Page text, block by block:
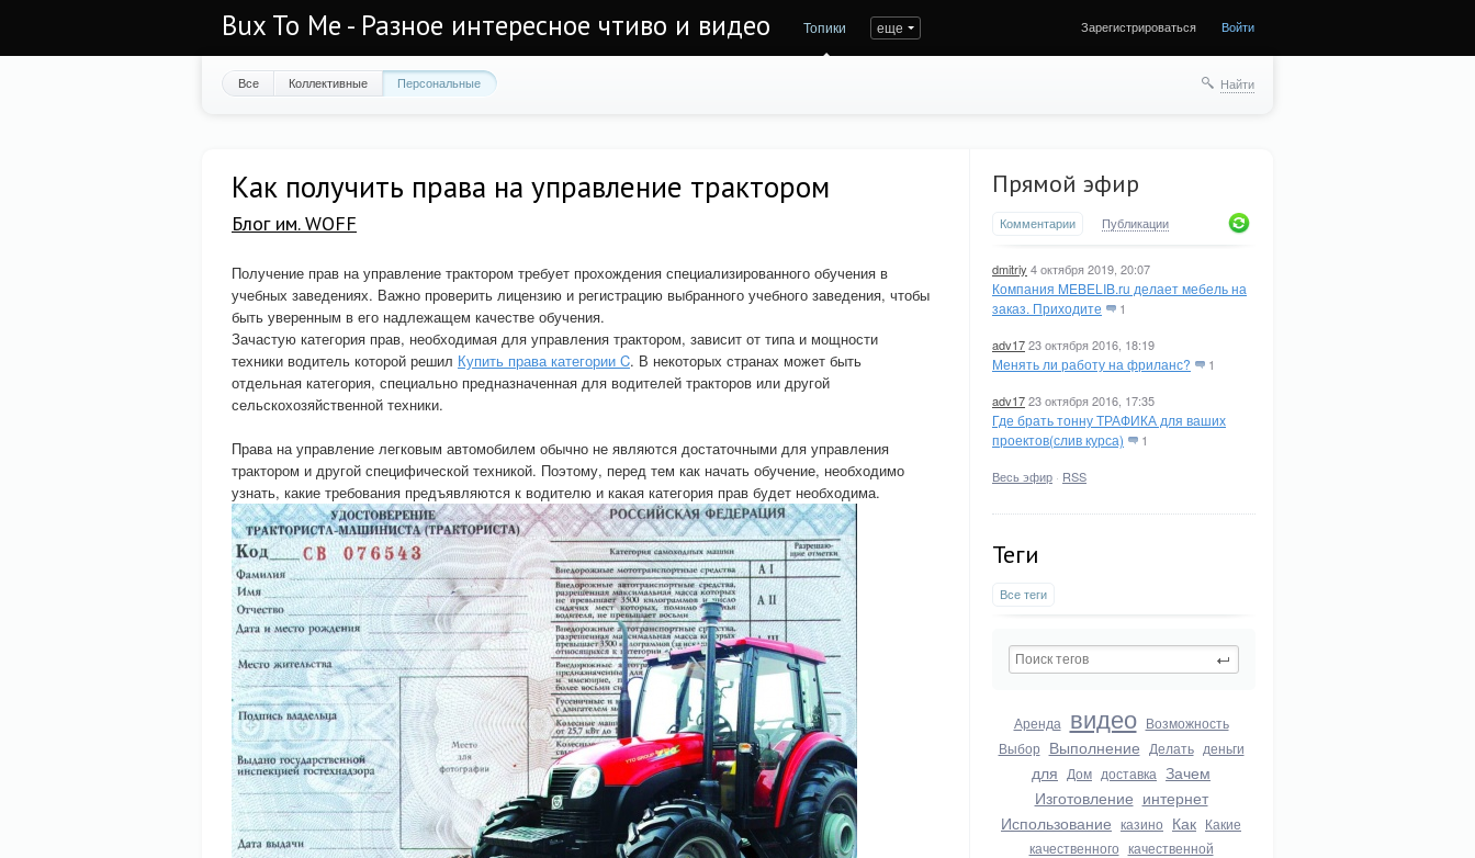
Bux To Me - Разное интересное чтиво и видео Топики еще Зарегистрироваться Войти
Все Коллективные Персональные Найти
Прямой эфир
Комментарии Публикации
dmitriy 4 октября 2019, 20:07
Компания MEBELIB.ru делает мебель на
заказ. Приходите
1
adv1723 октября 2016, 18:19
Менять ли работу на фриланс? 1
adv1723 октября 2016, 17:35
Где брать тонну ТРАФИКА для ваших
проектов(слив курса)
1
Весь эфир · RSS
Теги
Все теги
Аренда видео Возможность
Выбор Выполнение Делать деньги
для Дом доставка Зачем
Изготовление интернет
Использование казино Как Какие
качественного качественной
Как получить права на управление трактором
Блог им. WOFF
Получение прав на управление трактором требует прохождения специализированного обучения в
учебных заведениях. Важно проверить лицензию и регистрацию выбранного учебного заведения, чтобы
быть уверенным в его надлежащем качестве обучения.
Зачастую категория прав, необходимая для управления трактором, зависит от типа и мощности
техники водитель которой решил Купить права категории C. В некоторых странах может быть
отдельная категория, специально предназначенная для водителей тракторов или другой
сельскохозяйственной техники.
Права на управление легковым автомобилем обычно не являются достаточными для управления
трактором и другой специфической техникой. Поэтому, перед тем как начать обучение, необходимо
узнать, какие требования предъявляются к водителю и какая категория прав будет необходима.